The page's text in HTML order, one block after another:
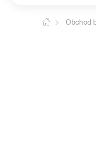
Obchod